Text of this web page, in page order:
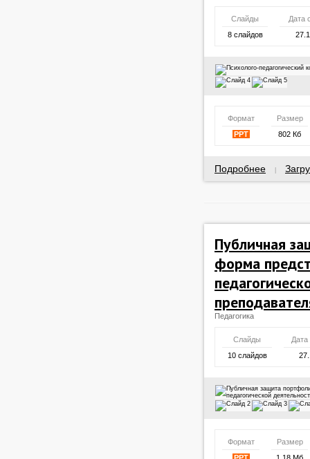
Слайды
Дата
8 слайдов
Формат
Размер
PPT
802 Кб
Подробнее
Публичная
форма
Педагогика
Слайды
Дата
10 слайдов
Формат
Размер